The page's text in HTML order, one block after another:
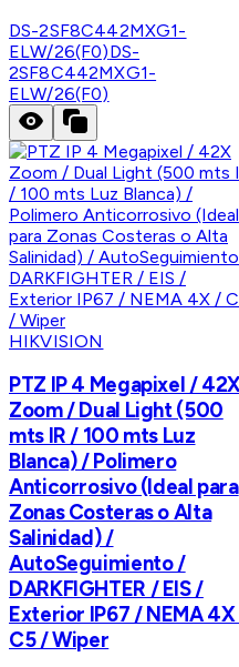
DS-2SF8C442MXG1-
ELW/26(F0)DS-
2SF8C442MXG1-
ELW/26(F0)
HIKVISION
PTZ IP 4 Megapixel /
Zoom / Dual Light (500
mts IR / 100 mts Luz
Blanca) / Polimero
Anticorrosivo (Ideal para
Zonas Costeras o Alta
Salinidad) /
AutoSeguimiento /
DARKFIGHTER / EIS /
Exterior IP67 / NEMA
C5 / Wiper